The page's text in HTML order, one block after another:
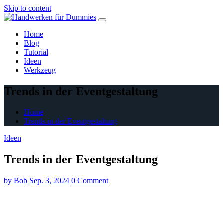
Skip to content
Home
Blog
Tutorial
Ideen
Werkzeug
Trends in der Eventgestaltung
Home
Trends in der Eventgestaltung
Ideen
Trends in der Eventgestaltung
by Bob Sep. 3, 2024 0 Comment